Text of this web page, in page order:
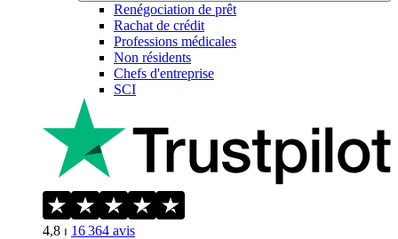
Renégociation de prêt
Rachat de crédit
Professions médicales
Non résidents
Chefs d'entreprise
SCI
4,8 ⏐ 16 364 avis